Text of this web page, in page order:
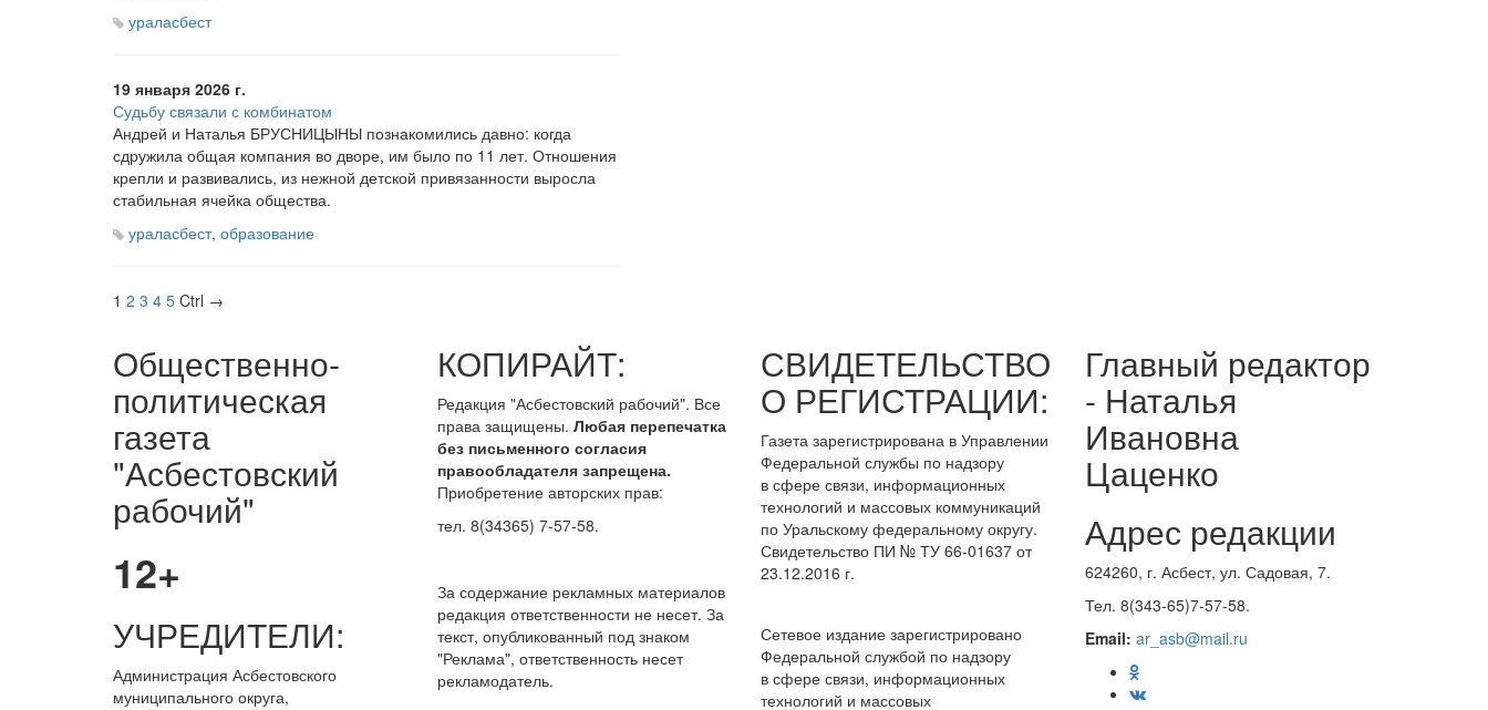
ураласбест
19 января 2026 г.
Судьбу связали с комбинатом
Андрей и Наталья БРУСНИЦЫНЫ познакомились давно: когда
сдружила общая компания во дворе, им было по 11 лет. Отношения
крепли и развивались, из нежной детской привязанности выросла
стабильная ячейка общества.
ураласбест, образование
1 2 3 4 5 Ctrl →
Общественно-
политическая
газета
"Асбестовский
рабочий"
12+
УЧРЕДИТЕЛИ:
Администрация Асбестовского
муниципального округа,
КОПИРАЙТ:
Редакция "Асбестовский рабочий". Все
права защищены. Любая перепечатка
без письменного согласия
правообладателя запрещена.
Приобретение авторских прав:
тел. 8(34365) 7-57-58.
За содержание рекламных материалов
редакция ответственности не несет. За
текст, опубликованный под знаком
"Реклама", ответственность несет
рекламодатель.
СВИДЕТЕЛЬСТВО
О РЕГИСТРАЦИИ:
Газета зарегистрирована в Управлении
Федеральной службы по надзору
в сфере связи, информационных
технологий и массовых коммуникаций
по Уральскому федеральному округу.
Свидетельство ПИ № ТУ 66-01637 от
23.12.2016 г.
Сетевое издание зарегистрировано
Федеральной службой по надзору
в сфере связи, информационных
технологий и массовых
Главный редактор
- Наталья
Ивановна
Цаценко
Адрес редакции
624260, г. Асбест, ул. Садовая, 7.
Тел. 8(343-65)7-57-58.
Email: ar_asb@mail.ru